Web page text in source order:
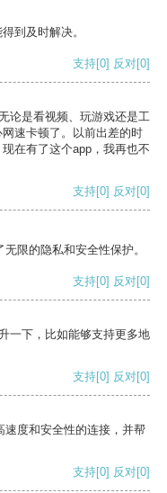
到及时解决。
支持[0] 反对[0]
论是看视频、玩游戏还是工
速卡顿了。以前出差的时
在有了这个app，我再也不
支持[0] 反对[0]
限的隐私和安全性保护。
支持[0] 反对[0]
一下，比如能够支持更多地
支持[0] 反对[0]
度和安全性的连接，并帮
支持[0] 反对[0]